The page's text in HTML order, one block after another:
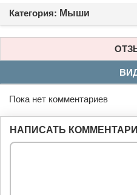
Категория: Мыши
Пока нет комментариев
НАПИСАТЬ